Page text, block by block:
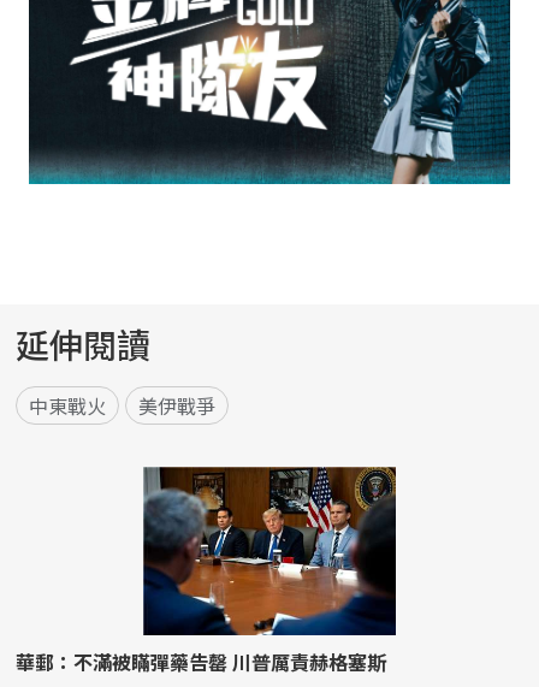
延伸閱讀
中東戰火 美伊戰爭
華郵：不滿被瞞彈藥告罄 川普厲責赫格塞斯